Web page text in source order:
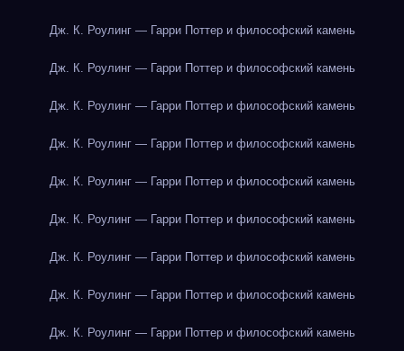
Дж. К. Роулинг — Гарри Поттер и философский камень
Дж. К. Роулинг — Гарри Поттер и философский камень
Дж. К. Роулинг — Гарри Поттер и философский камень
Дж. К. Роулинг — Гарри Поттер и философский камень
Дж. К. Роулинг — Гарри Поттер и философский камень
Дж. К. Роулинг — Гарри Поттер и философский камень
Дж. К. Роулинг — Гарри Поттер и философский камень
Дж. К. Роулинг — Гарри Поттер и философский камень
Дж. К. Роулинг — Гарри Поттер и философский камень